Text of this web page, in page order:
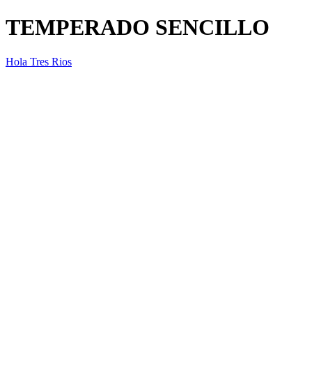
TEMPERADO SENCILLO
Hola Tres Rios